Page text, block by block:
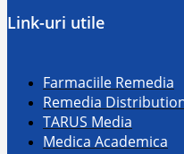
Link-uri utile
Farmaciile Remedia
Remedia
TARUS Media
Medica Academica